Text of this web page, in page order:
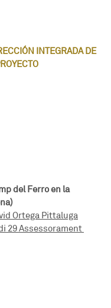
INTEGRADA DE
del Ferro en la
Ortega Pittaluga
29 Assessorament